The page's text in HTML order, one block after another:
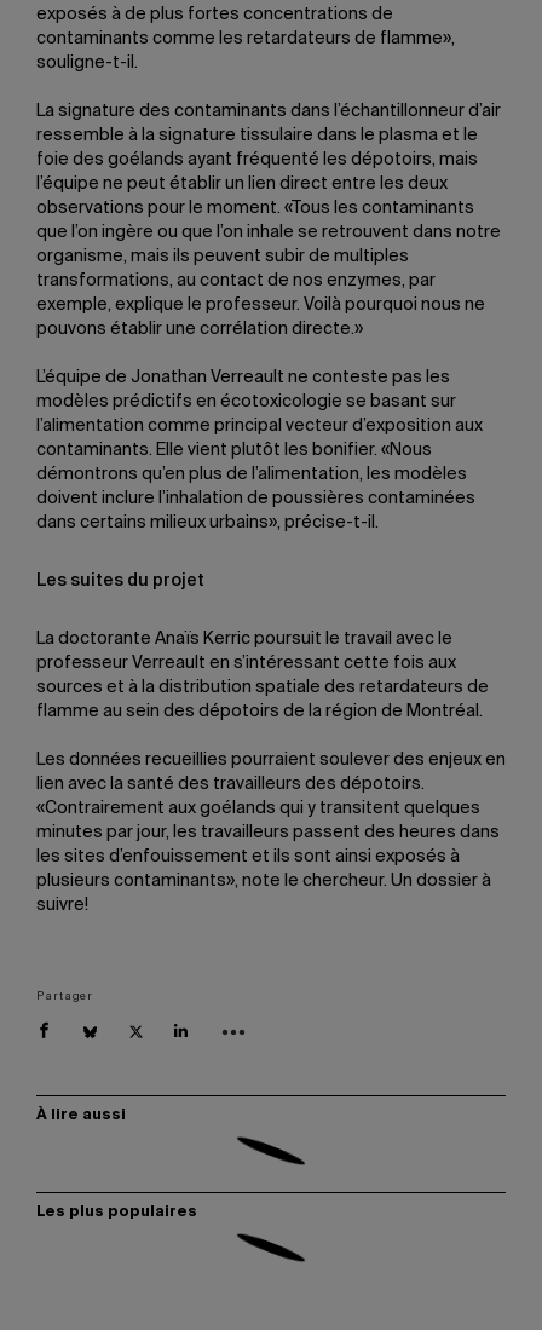
exposés à de plus fortes concentrations de
contaminants comme les retardateurs de flamme»,
souligne-t-il.
La signature des contaminants dans l’échantillonneur d’air
ressemble à la signature tissulaire dans le plasma et le
foie des goélands ayant fréquenté les dépotoirs, mais
l’équipe ne peut établir un lien direct entre les deux
observations pour le moment. «Tous les contaminants
que l’on ingère ou que l’on inhale se retrouvent dans notre
organisme, mais ils peuvent subir de multiples
transformations, au contact de nos enzymes, par
exemple, explique le professeur. Voilà pourquoi nous ne
pouvons établir une corrélation directe.»
L’équipe de Jonathan Verreault ne conteste pas les
modèles prédictifs en écotoxicologie se basant sur
l’alimentation comme principal vecteur d’exposition aux
contaminants. Elle vient plutôt les bonifier. «Nous
démontrons qu’en plus de l’alimentation, les modèles
doivent inclure l’inhalation de poussières contaminées
dans certains milieux urbains», précise-t-il.
Les suites du projet
La doctorante Anaïs Kerric poursuit le travail avec le
professeur Verreault en s’intéressant cette fois aux
sources et à la distribution spatiale des retardateurs de
flamme au sein des dépotoirs de la région de Montréal.
Les données recueillies pourraient soulever des enjeux en
lien avec la santé des travailleurs des dépotoirs.
«Contrairement aux goélands qui y transitent quelques
minutes par jour, les travailleurs passent des heures dans
les sites d’enfouissement et ils sont ainsi exposés à
plusieurs contaminants», note le chercheur. Un dossier à
suivre!
Partager
À lire aussi
Les plus populaires